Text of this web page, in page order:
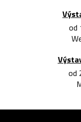
od
od